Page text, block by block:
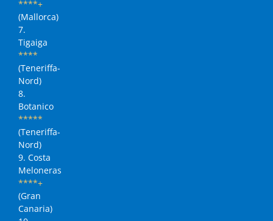
****+
(Mallorca)
7.
Tigaiga
****
(Teneriffa-
Nord)
8.
Botanico
*****
(Teneriffa-
Nord)
9. Costa
Meloneras
****+
(Gran
Canaria)